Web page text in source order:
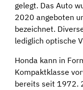
gelegt. Das Auto
2020 angeboten
bezeichnet.
lediglich optische
Honda kann in
Kompaktklasse
bereits seit 1972.